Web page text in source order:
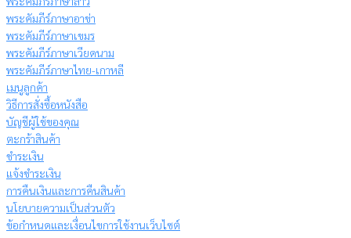
พระคัมภีร์ภาษาอาข่า
พระคัมภีร์ภาษาเขมร
พระคัมภีร์ภาษาเวียดนาม
พระคัมภีร์ภาษาไทย-เกาหลี
เมนูลูกค้า
วิธีการสั่งซื้อหนังสือ
บัญชีผู้ใช้ของคุณ
ตะกร้าสินค้า
ชำระเงิน
แจ้งชำระเงิน
การคืนเงินและการคืนสินค้า
นโยบายความเป็นส่วนตัว
ข้อกำหนดและเงื่อนไขการใช้งานเว็บไซต์